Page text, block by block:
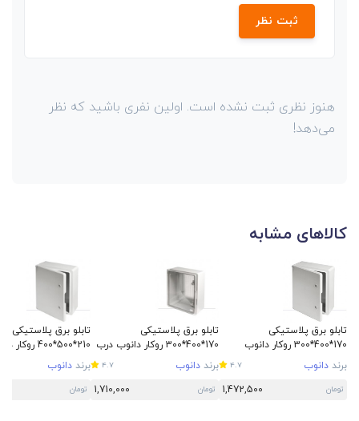
ثبت نظر
هنوز نظری ثبت نشده است. اولین نفری باشید که نظر
می‌دهد!
کالاهای مشابه
تابلو برق پلاستیکی
170*400*300 روکار دانوب
برند دانوب 4.7
تومان 1,472,500
تابلو برق پلاستیکی
170*400*300 روکار دانوب درب
شفافبرند دانوب 4.7
تومان 1,710,000
تابلو برق پلاستیکی
210*500*400 روکار دانوب
برند دانوب
تومان